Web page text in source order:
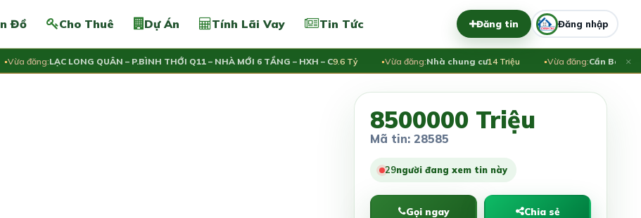
Đồ Cho Thuê Dự Án Tính Lãi Vay Tin Tức Đăng tin Đăng nhập
đăng:LẠC LONG QUÂN – P.BÌNH THỚI Q11 – NHÀ MỚI 6 TẦNG – HXH – C9.6 Tỷ Vừa đăng:Nhà chung cư14 Triệu Vừa đăng:Cần Bán Biệt×
8500000 Triệu
Mã tin: 28585
26người đang xem tin này
Gọi ngay Chia sẻ